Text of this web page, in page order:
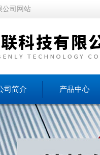
公司网站
司简介 产品中心